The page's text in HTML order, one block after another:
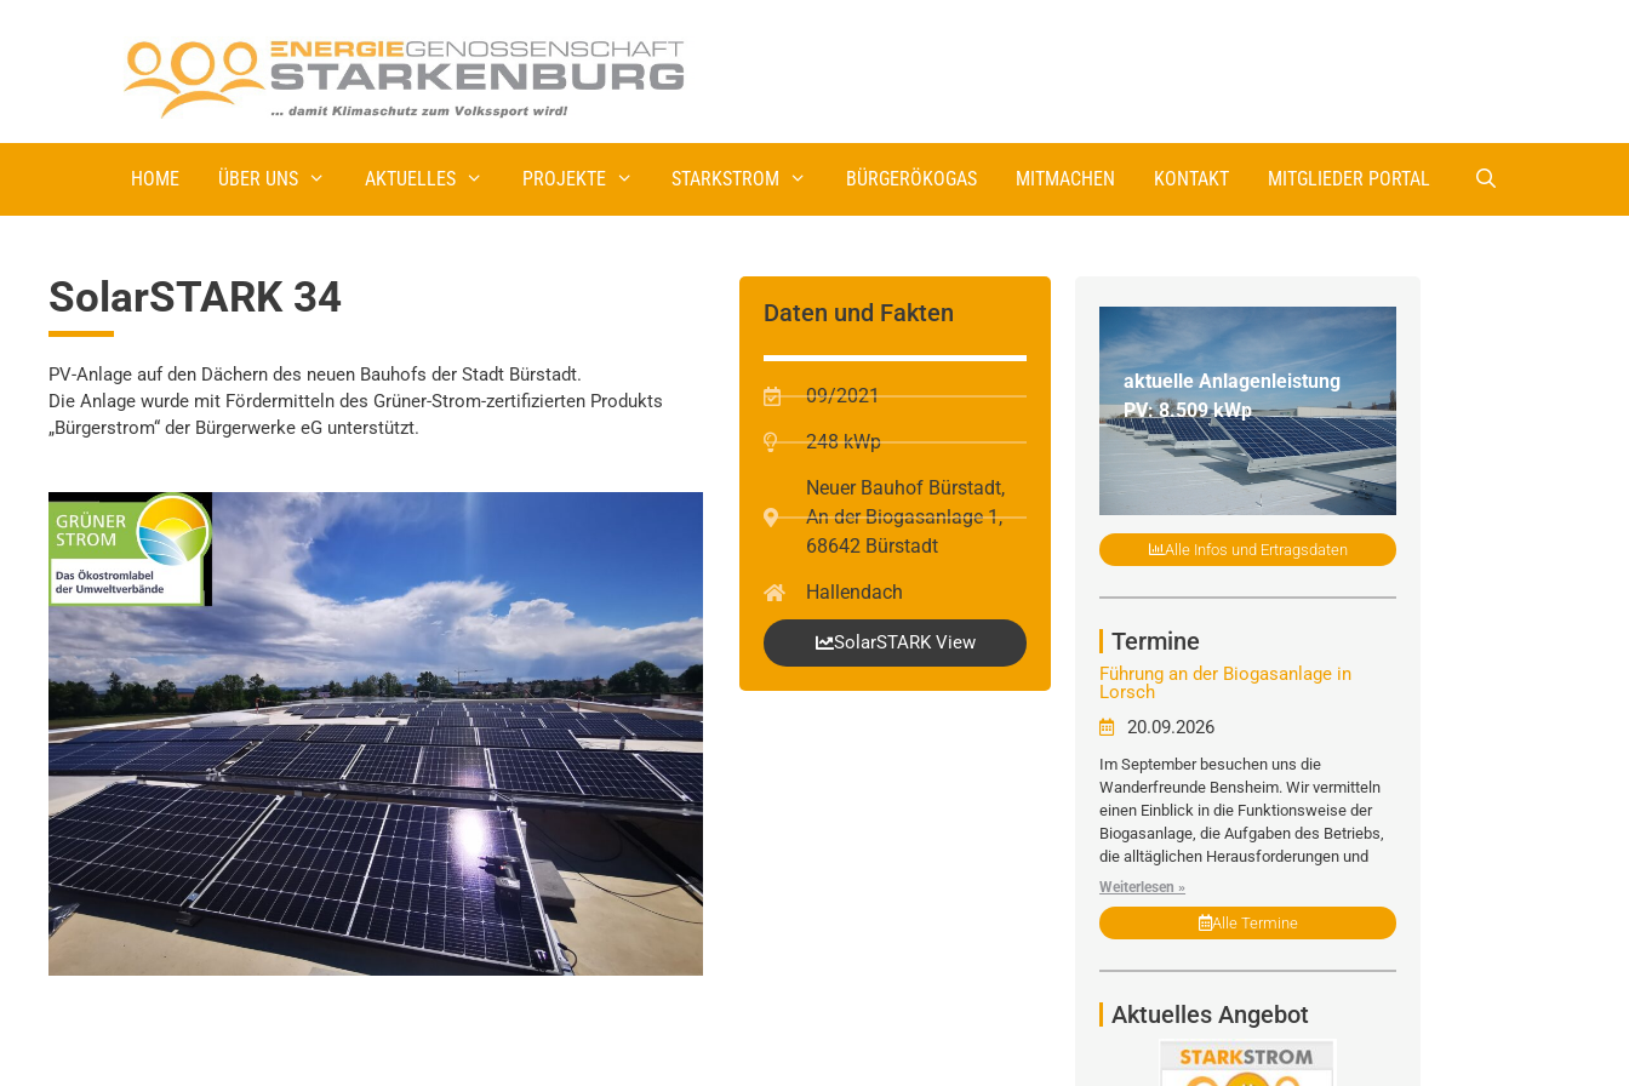
HOME ÜBER UNS AKTUELLES PROJEKTE STARKSTROM BÜRGERÖKOGAS MITMACHEN KONTAKT MITGLIEDER PORTAL
SolarSTARK 34
PV-Anlage auf den Dächern des neuen Bauhofs der Stadt Bürstadt.
Die Anlage wurde mit Fördermitteln des Grüner-Strom-zertifizierten Produkts
„Bürgerstrom“ der Bürgerwerke eG unterstützt.
Daten und Fakten
09/2021
248 kWp
Neuer Bauhof Bürstadt,
An der Biogasanlage 1,
68642 Bürstadt
Hallendach
SolarSTARK View
aktuelle Anlagenleistung
PV: 8.509 kWp
Alle Infos und Ertragsdaten
Termine
Führung an der Biogasanlage in
Lorsch
20.09.2026
Im September besuchen uns die
Wanderfreunde Bensheim. Wir vermitteln
einen Einblick in die Funktionsweise der
Biogasanlage, die Aufgaben des Betriebs,
die alltäglichen Herausforderungen und
Weiterlesen »
Alle Termine
Aktuelles Angebot